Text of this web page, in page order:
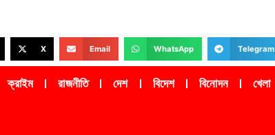
X Email WhatsApp Telegram
ক্রাইম রাজনীতি দেশ বিদেশ বিনোদন খেলা